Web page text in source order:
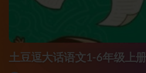
土豆逗大话语文1-6年级上